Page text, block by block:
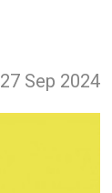
27 Sep 2024